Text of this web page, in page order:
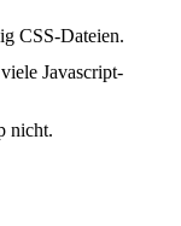
CSS-Dateien.
Javascript-
nicht.